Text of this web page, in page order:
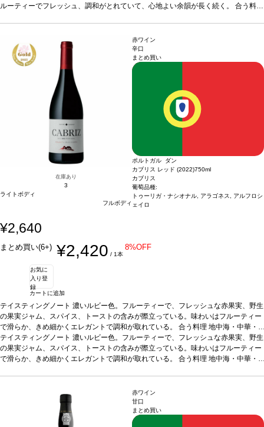
ランコ 20%*本ヴィンテージが在庫切れの場合、在庫があり価格が同様の場合は自
ルーティーでフレッシュ、調和がとれていて、心地よい余韻が長く続く。 合う料理
*本ヴィンテージが在庫切れの場合、在庫があり価格が同様の場合は自
動的に次のヴィンテージに変更されます、ご了承ください。
在庫あり
3
ライトボディ
フルボディ
赤ワイン
辛口
まとめ買い
ポルトガル ダン
カブリス レッド (2022)750ml
カブリス
葡萄品種:
トゥーリガ・ナシオナル, アラゴネス, アルフロシ
ェイロ
¥2,640
まとめ買い(6+) ¥2,420 / 1本
8%OFF
お気に
入り登
録
カートに追加
テイスティングノート 濃いルビー色。フルーティーで、フレッシュな赤果実、野生
の果実ジャム、スパイス、トーストの含みが際立っている。味わいはフルーティー
で滑らか、きめ細かくエレガントで調和が取れている。 合う料理 地中海・中華・
インド・アフリカ料理、ソフトチーズ、魚、白身肉、赤身肉 葡萄品種40% アルフ
ロシェイロ、30% アラゴネス、30% トゥーリガ・ナショナル*本ヴィンテージが在
庫切れの場合、在庫があり価格が同様の場合は自動的に次のヴィンテージに変更さ
テイスティングノート 濃いルビー色。フルーティーで、フレッシュな赤果実、野生
の果実ジャム、スパイス、トーストの含みが際立っている。味わいはフルーティー
で滑らか、きめ細かくエレガントで調和が取れている。 合う料理 地中海・中華・
庫切れの場合、在庫があり価格が同様の場合は自動的に次のヴィンテージに変更さ
れます、ご了承ください。
赤ワイン
甘口
まとめ買い